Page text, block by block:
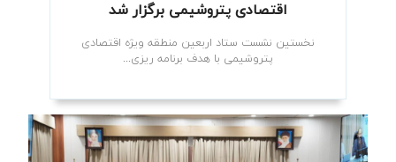
اقتصادی پتروشیمی برگزار شد
نخستین نشست ستاد اربعین منطقه ویژه اقتصادی
پتروشیمی با هدف برنامه ریزی...